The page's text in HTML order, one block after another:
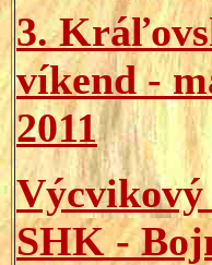
3.
víkend -
2011
SHK -